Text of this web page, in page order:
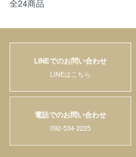
全24商品
LINEでのお問い合わせ
LINEはこちら
電話でのお問い合わせ
092-534-2225